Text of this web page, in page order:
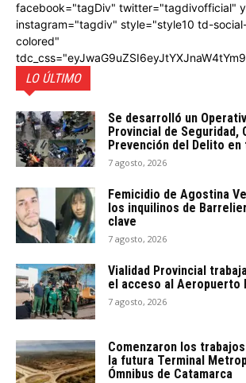
facebook="tagDiv" twitter="tagdivofficial"
instagram="tagdiv" style="style10 td-
colored"
LO ÚLTIMO
Se desarrolló un
Provincial de Seguridad,
Prevención del Delito
7 agosto, 2026
Femicidio de Agostina
los inquilinos de
clave
7 agosto, 2026
Vialidad Provincial
el acceso al Aeropuerto
7 agosto, 2026
Comenzaron los
la futura Terminal
Ómnibus de Catamarca